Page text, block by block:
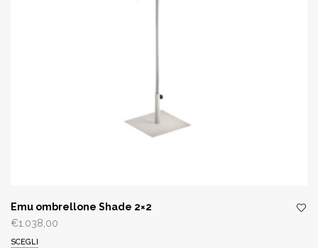
Emu ombrellone Shade 2×2
€1.038,00
SCEGLI